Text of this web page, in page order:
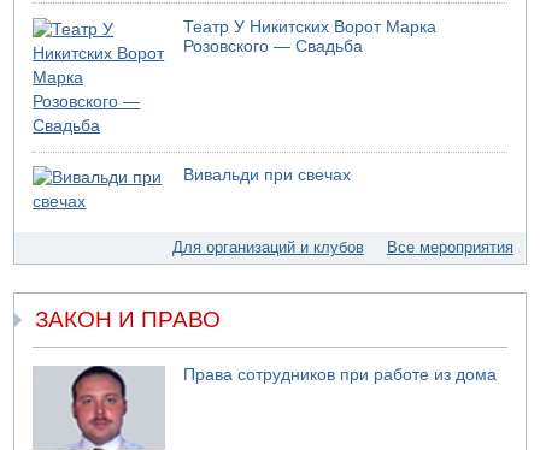
ребенок утонул, упав в бассейн
09.08.2026 08:30
Авиакомпания Air Canada вновь отсрочила
возвращение в Израиль
08.08.2026 14:43
Тело мужчины обнаружено сегодня на открытой
местности недалеко от Реховота
08.08.2026 11:02
Поножовщина в Тайбе: 3 мужчин серьезно ранены
07.08.2026 20:41
Ynet: "Хизбалла" запустила БПЛА со взрывчаткой по
силам ЦАХАЛ
07.08.2026 19:16
ДТП в Ашдоде: тяжело ранены двое маленьких детей
Театр У Никитских Ворот Марка
Розовского — Свадьба
Вивальди при свечах
Для организаций и клубов Все мероприятия
ЗАКОН И ПРАВО
Права сотрудников при работе из дома